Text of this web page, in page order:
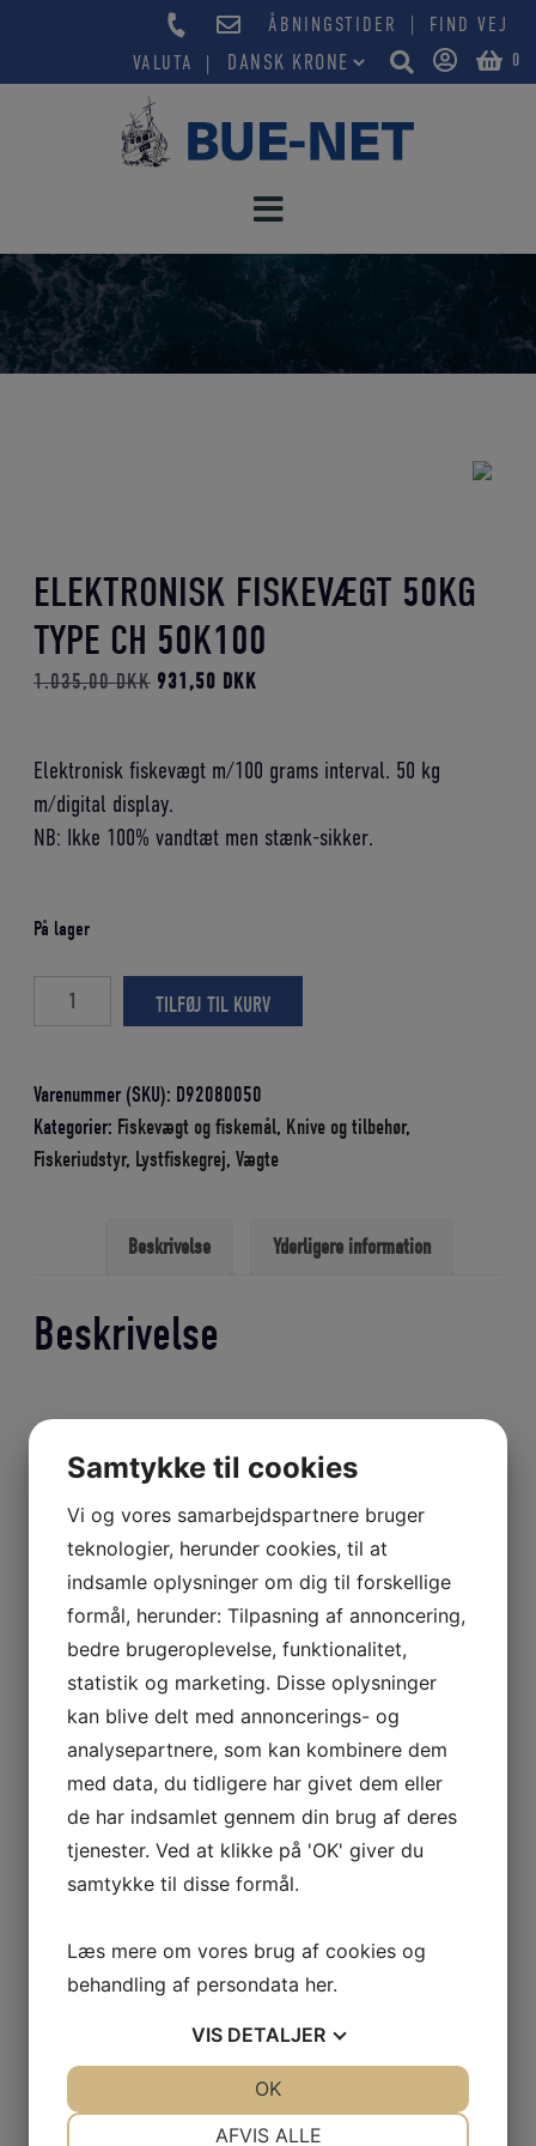
indholdet
ÅBNINGSTIDER |
FIND VEJ
VALUTA
0
ELEKTRONISK FISKEVÆGT 50KG
TYPE CH 50K100
1.035,00DKK Den
1.035,00 DKK.
931,50 DKKDen
er:
931,50 DKK.
Elektronisk fiskevægt m/100 grams interval. 50 kg
m/digital display.
NB: Ikke 100% vandtæt men stænk-sikker.
På lager
Elektronisk
fiskevægt
Type
CH
50K100
TILFØJ TIL KURV
Varenummer (SKU): D92080050
Kategorier: Fiskevægt og fiskemål, Knive og tilbehør,
Fiskeriudstyr, Lystfiskegrej, Vægte
Beskrivelse Yderligere information
Beskrivelse
Yderligere information
Vægt 0,5 kg
Relaterede varer
NYLON NET 210D/15 –
15MM 75MA 3000KN
oprindelige
aktuelle
er:
1.102,05 DKK.
NYLON NET 210D/15 –
16MM 200MA 3000KN
oprindelige
var:
2.836,80
Samtykke til cookies
Vi og vores samarbejdspartnere bruger
teknologier, herunder cookies, til at
indsamle oplysninger om dig til forskellige
formål, herunder: Tilpasning af annoncering,
bedre brugeroplevelse, funktionalitet,
statistik og marketing. Disse oplysninger
kan blive delt med annoncerings- og
analysepartnere, som kan kombinere dem
med data, du tidligere har givet dem eller
de har indsamlet gennem din brug af deres
tjenester. Ved at klikke på 'OK' giver du
samtykke til disse formål.
Læs mere om vores brug af cookies og
behandling af persondata her.
VIS DETALJER
AFVIS ALLE
OK